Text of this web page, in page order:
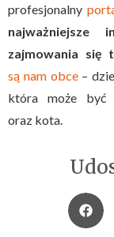
profesjonalny
najważniejsze
zajmowania się
są nam obce–
która może być
oraz kota.